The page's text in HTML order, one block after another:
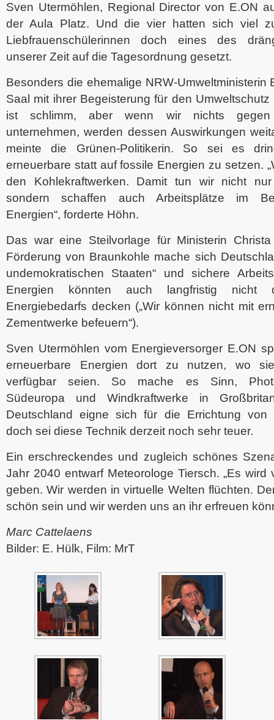
Sven Utermöhlen, Regional Director von E.ON
der Aula Platz. Und die vier hatten sich viel
Liebfrauenschülerinnen doch eines des
unserer Zeit auf die Tagesordnung gesetzt.
Besonders die ehemalige NRW-Umweltministerin
Saal mit ihrer Begeisterung für den Umweltschutz
ist schlimm, aber wenn wir nichts gegen
unternehmen, werden dessen Auswirkungen
meinte die Grünen-Politikerin. So sei es
erneuerbare statt auf fossile Energien zu setzen.
den Kohlekraftwerken. Damit tun wir nicht
sondern schaffen auch Arbeitsplätze im
Energien“, forderte Höhn.
Das war eine Steilvorlage für Ministerin
Förderung von Braunkohle mache sich
undemokratischen Staaten“ und sichere
Energien könnten auch langfristig nicht
Energiebedarfs decken („Wir können nicht mit
Zementwerke befeuern“).
Sven Utermöhlen vom Energieversorger E.ON
erneuerbare Energien dort zu nutzen, wo
verfügbar seien. So mache es Sinn,
Südeuropa und Windkraftwerke in
Deutschland eigne sich für die Errichtung von
doch sei diese Technik derzeit noch sehr teuer.
Ein erschreckendes und zugleich schönes
Jahr 2040 entwarf Meteorologe Tiersch. „Es wird
geben. Wir werden in virtuelle Welten flüchten.
schön sein und wir werden uns an ihr erfreuen
Marc Cattelaens
Bilder: E. Hülk, Film: MrT